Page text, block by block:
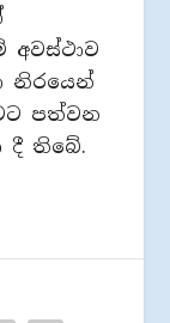
අවස්ථාව
නිරයෙන්
පත්වන
දී තිබේ.